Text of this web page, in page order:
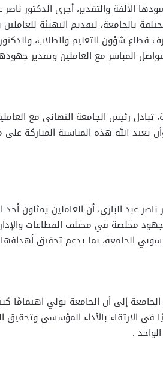
الألفة والتقدير، أجرى الدكتور
بالجامعة، لتقديم التهنئة
شؤون التعليم والطلاب، والدكتور
المباشر مع العاملين وتقدير
تبادل رئيس الجامعة التهاني مع
يعيد الله هذه المناسبة المباركة على
ناصر عبد الباري، أن العاملين يمثلون
مخلصة في مختلف القطاعات
الجامعة، بما يدعم تحقيق أهدافها
إلى أن الجامعة تولي اهتمامًا
في الارتقاء بالأداء المؤسسي وتحقيق
.